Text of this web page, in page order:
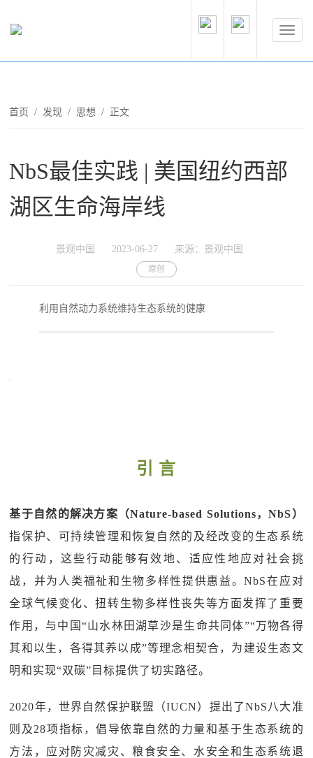
首页 /发现 / 思想 / 正文
NbS最佳实践 | 美国纽约西部
湖区生命海岸线
景观中国 2023-06-27 来源：景观中国
原创
利用自然动力系统维持生态系统的健康
引 言
基于自然的解决方案（Nature-based Solutions，NbS）
指保护、可持续管理和恢复自然的及经改变的生态系统
的行动，这些行动能够有效地、适应性地应对社会挑
战，并为人类福祉和生物多样性提供惠益。NbS在应对
全球气候变化、扭转生物多样性丧失等方面发挥了重要
作用，与中国“山水林田湖草沙是生命共同体”“万物各得
其和以生，各得其养以成”等理念相契合，为建设生态文
明和实现“双碳”目标提供了切实路径。
2020年，世界自然保护联盟（IUCN）提出了NbS八大准
则及28项指标，倡导依靠自然的力量和基于生态系统的
方法，应对防灾减灾、粮食安全、水安全和生态系统退